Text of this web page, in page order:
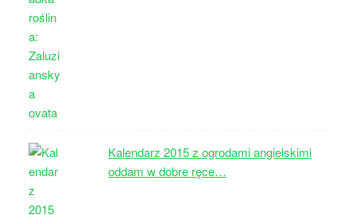
Kalendarz 2015 z ogrodami angielskimi
oddam w dobre ręce…